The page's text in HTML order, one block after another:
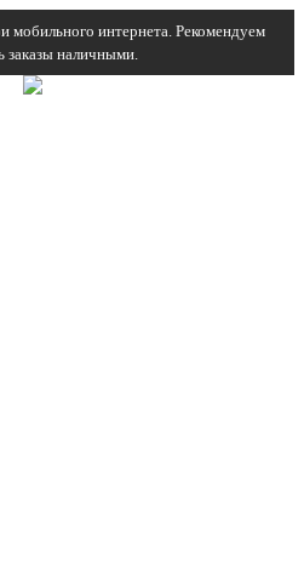
интернета. Рекомендуем
заказы наличными.